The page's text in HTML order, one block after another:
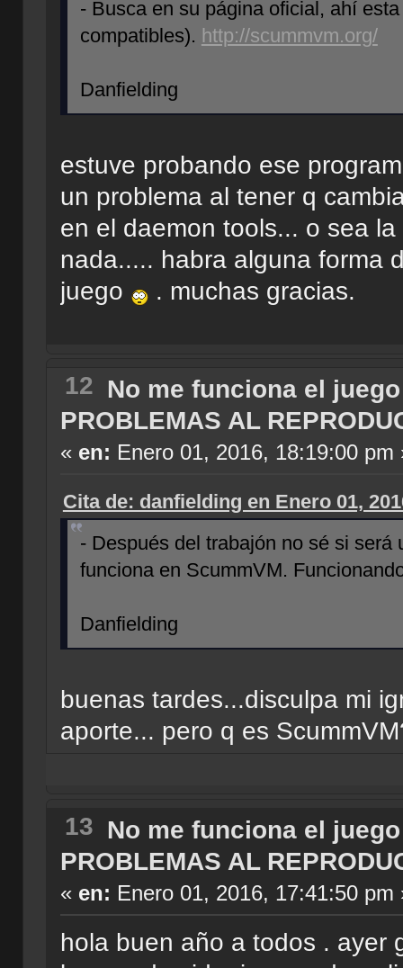
- Busca en su página oficial, ahí
compatibles). http://scummvm.org/
Danfielding
estuve probando ese
un problema al tener q
en el daemon tools... o sea
nada..... habra alguna forma
juego
. muchas gracias.
12 No me funciona el juego
PROBLEMAS AL
« en: Enero 01, 2016, 18:19:00 pm
Cita de: danfielding en Enero 01,
- Después del trabajón no sé si
funciona en ScummVM.
Danfielding
buenas tardes...disculpa mi
aporte... pero q es
13 No me funciona el juego
PROBLEMAS AL
« en: Enero 01, 2016, 17:41:50 pm
hola buen año a todos . ayer